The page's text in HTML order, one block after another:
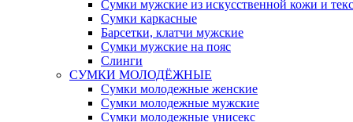
Сумки мужские из искусственной кожи и
Сумки каркасные
Барсетки, клатчи мужские
Сумки мужские на пояс
Слинги
СУМКИ МОЛОДЁЖНЫЕ
Сумки молодежные женские
Сумки молодежные мужские
Сумки молодежные унисекс